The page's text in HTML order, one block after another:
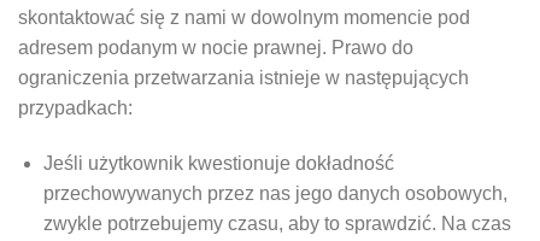
skontaktować się z nami w dowolnym momencie pod
adresem podanym w nocie prawnej. Prawo do
ograniczenia przetwarzania istnieje w następujących
przypadkach:
Jeśli użytkownik kwestionuje dokładność
przechowywanych przez nas jego danych osobowych,
zwykle potrzebujemy czasu, aby to sprawdzić. Na czas